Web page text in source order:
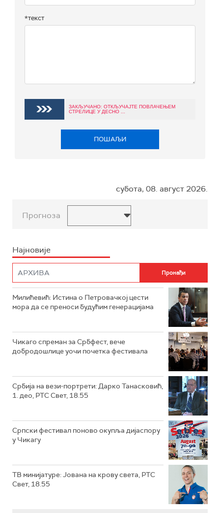
*текст
ЗАКЉУЧАНО: ОТКЉУЧАЈТЕ ПОВЛАЧЕЊЕМ
СТРЕЛИЦЕ У ДЕСНО ...
ПОШАЉИ
субота, 08. август 2026.
Прогноза
Најновије
Милићевић: Истина о Петровачкој цести
мора да се преноси будућим генерацијама
Чикаго спреман за Србфест, вече
добродошлице уочи почетка фестивала
Србија на вези-портрети: Дарко Танасковић,
1. део, РТС Свет, 18.55
Српски фестивал поново окупља дијаспору
у Чикагу
ТВ минијатуре: Јована на крову света, РТС
Свет, 18.55